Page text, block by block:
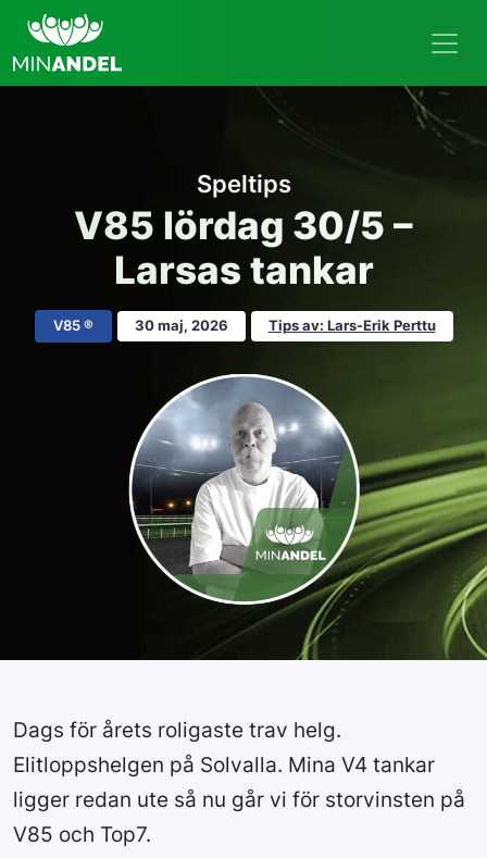
Speltips
V85 lördag 30/5 –
Larsas tankar
V85 ® 30 maj, 2026 Tips av: Lars-Erik Perttu
Dags för årets roligaste trav helg.
Elitloppshelgen på Solvalla. Mina V4 tankar
ligger redan ute så nu går vi för storvinsten på
V85 och Top7.